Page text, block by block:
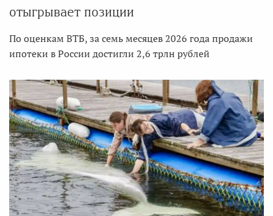
отыгрывает позиции
По оценкам ВТБ, за семь месяцев 2026 года продажи
ипотеки в России достигли 2,6 трлн рублей